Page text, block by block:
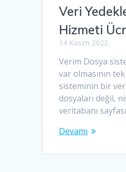
Veri
Hizmeti
14 Kasım 2022
Verim Dosya
var olmasının
sisteminin bir
dosyaları değil,
veritabanı
Devamı